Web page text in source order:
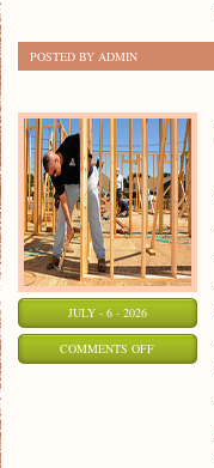
POSTED BY ADMIN
JULY - 6 - 2026
COMMENTS OFFON